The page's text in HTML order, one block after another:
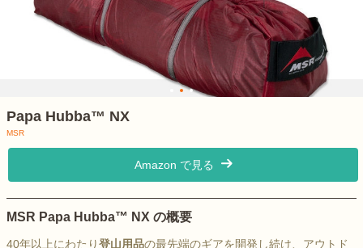
Papa Hubba™ NX
MSR
Amazon で見る
MSR Papa Hubba™ NX の概要
40年以上にわたり登山用品の最先端のギアを開発し続け、アウトド